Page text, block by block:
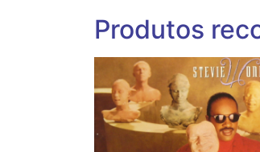
Produtos